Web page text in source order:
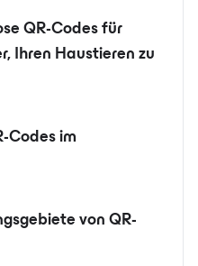
QR-Codes für
Ihren Haustieren zu
Codes im
von QR-